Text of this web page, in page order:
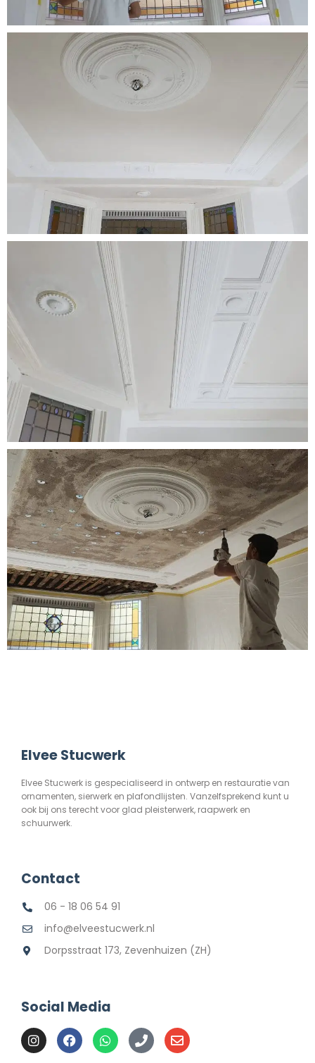
Elvee Stucwerk
Elvee Stucwerk is gespecialiseerd in ontwerp en restauratie van
ornamenten, sierwerk en plafondlijsten. Vanzelfsprekend kunt u
ook bij ons terecht voor glad pleisterwerk, raapwerk en
schuurwerk.
Contact
06 - 18 06 54 91
info@elveestucwerk.nl
Dorpsstraat 173, Zevenhuizen (ZH)
Social Media